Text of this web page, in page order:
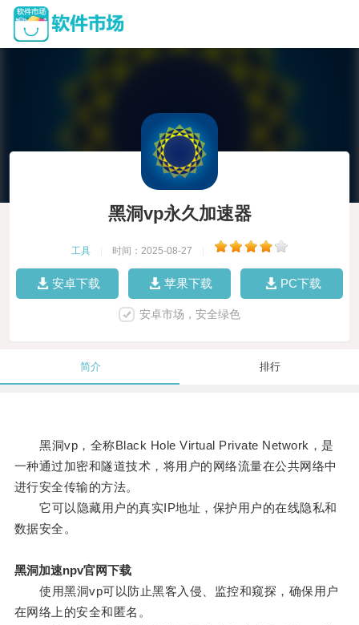
黑洞vp永久加速器
工具 时间：2025-08-27
安卓下载 苹果下载 PC下载
安卓市场，安全绿色
简介 排行
黑洞vp，全称Black Hole Virtual Private Network，是
一种通过加密和隧道技术，将用户的网络流量在公共网络中
进行安全传输的方法。
它可以隐藏用户的真实IP地址，保护用户的在线隐私和
数据安全。
黑洞加速npv官网下载
使用黑洞vp可以防止黑客入侵、监控和窥探，确保用户
在网络上的安全和匿名。